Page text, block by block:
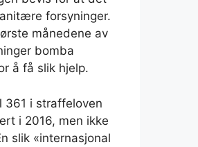
forsyninger.
månedene av
bomba
å få slik hjelp.
361 i straffeloven
i 2016, men ikke
slik «internasjonal